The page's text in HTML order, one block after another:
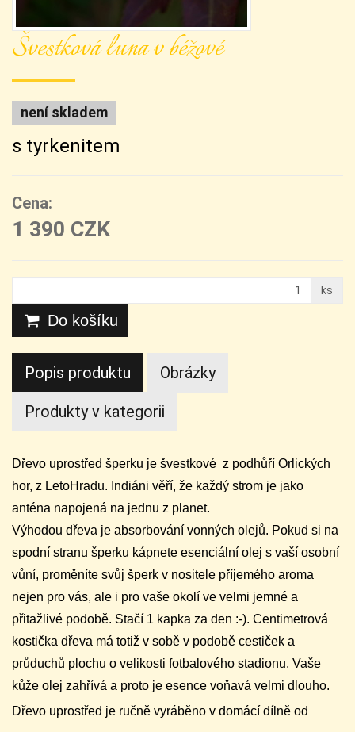
Švestková luna v béžové
není skladem
s tyrkenitem
Cena:
1 390 CZK
ks
Do košíku
Popis produktu Obrázky
Produkty v kategorii
Dřevo uprostřed šperku je švestkové z podhůří Orlických
hor, z LetoHradu. Indiáni věří, že každý strom je jako
anténa napojená na jednu z planet.
Výhodou dřeva je absorbování vonných olejů. Pokud si na
spodní stranu šperku kápnete esenciální olej s vaší osobní
vůní, proměníte svůj šperk v nositele příjemého aroma
nejen pro vás, ale i pro vaše okolí ve velmi jemné a
přitažlivé podobě. Stačí 1 kapka za den :-). Centimetrová
kostička dřeva má totiž v sobě v podobě cestiček a
průduchů plochu o velikosti fotbalového stadionu. Vaše
kůže olej zahřívá a proto je esence voňavá velmi dlouho.
Dřevo uprostřed je ručně vyráběno v domácí dílně od